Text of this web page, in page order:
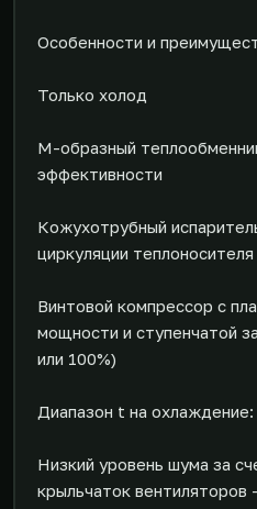
Особенности и
Только холод
М-образный
эффективности
Кожухотрубный
циркуляции теплоносителя
Винтовой компрессор с
мощности и ступенчатой
или 100%)
Диапазон t на
Низкий уровень шума за
крыльчаток вентиляторов